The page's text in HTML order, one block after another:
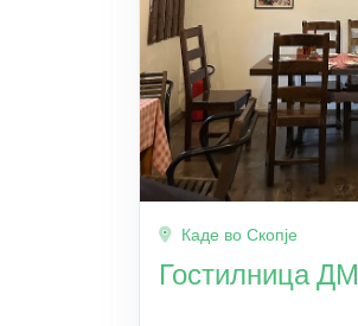
Каде во Скопје
Гостилница